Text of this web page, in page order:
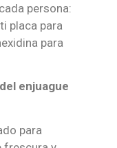
persona:
placa para
para
enjuague
para